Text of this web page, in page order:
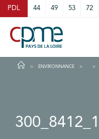
PDL 44 49 53 72
ENVIRONNANCE
Cookies management panel